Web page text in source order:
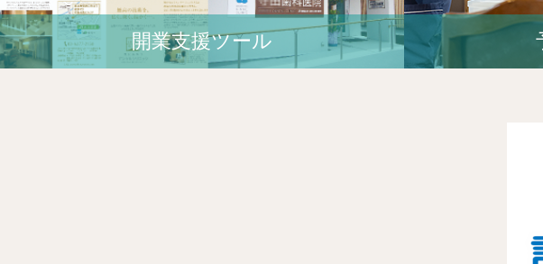
開業⽀援ツール